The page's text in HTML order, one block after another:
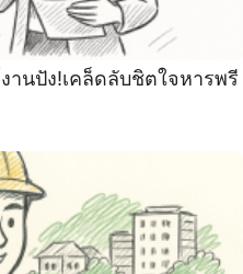
านปัง!เคล็ดลับชิตใจหารพรี